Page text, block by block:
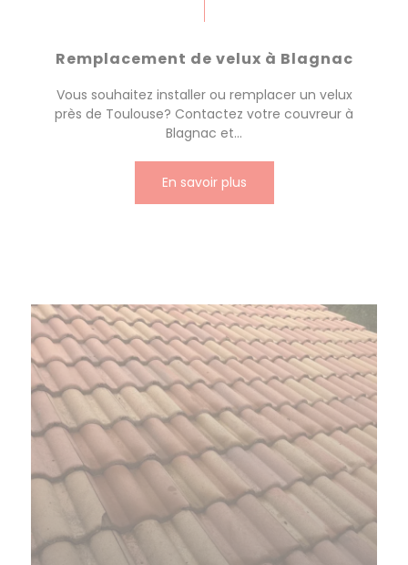
Remplacement de velux à Blagnac
Vous souhaitez installer ou remplacer un velux
près de Toulouse? Contactez votre couvreur à
Blagnac et...
En savoir plus